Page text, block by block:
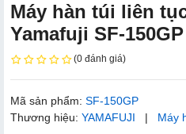
Máy hàn túi liên
Yamafuji SF-
(0 đánh giá)
Mã sản phẩm: SF-150GP
Thương hiệu: YAMAFUJI | Máy